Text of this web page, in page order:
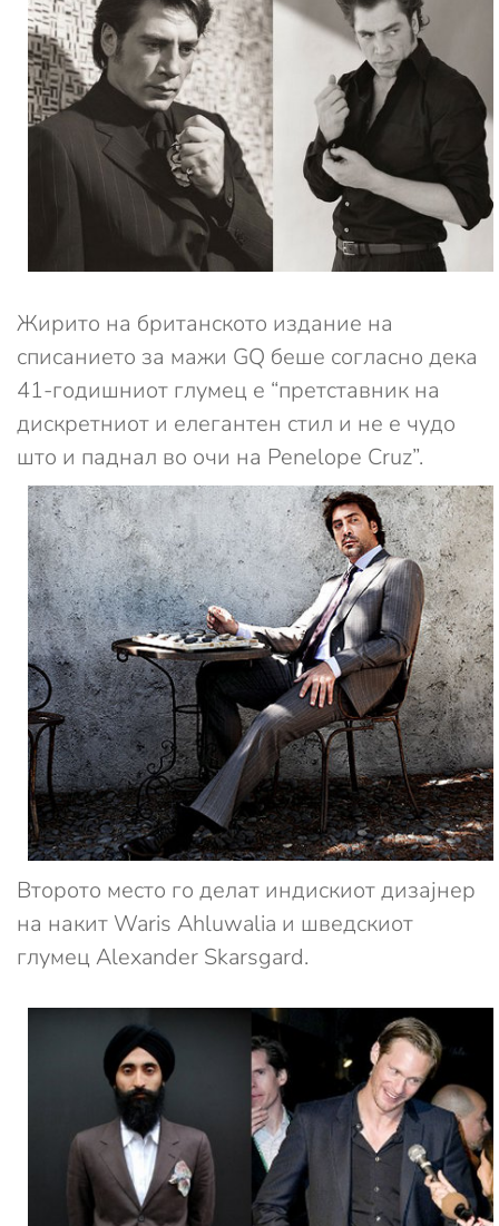
Жирито на британското издание на
списанието за мажи GQ беше согласно дека
41-годишниот глумец е “претставник на
дискретниот и елегантен стил и не е чудо
што и паднал во очи на Penelope Cruz”.
Второто место го делат индискиот дизајнер
на накит Waris Ahluwalia и шведскиот
глумец Alexander Skarsgard.